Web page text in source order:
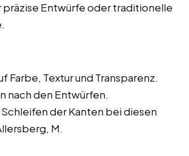
Entwürfe oder traditionelle
Farbe, Textur und Transparenz.
nach den Entwürfen.
der Kanten bei diesen
M.